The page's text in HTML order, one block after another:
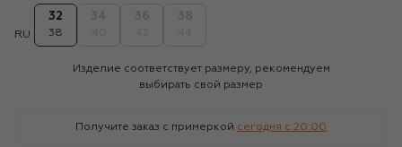
RU
32
38
Изделие соответствует размеру, рекомендуем
выбирать свой размер
Получите заказ с примеркой сегодня c 20:00